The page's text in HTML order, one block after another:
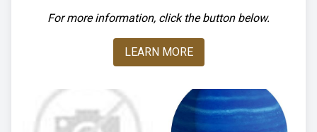
For more information, click the button below.
LEARN MORE